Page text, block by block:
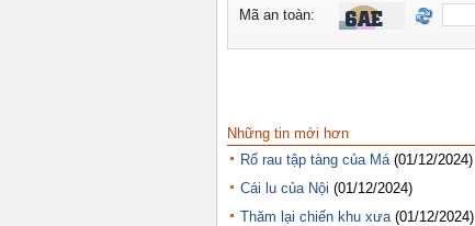
Những tin mới hơn
Rổ rau tập tàng của Má (01/12/2024)
Cái lu của Nội (01/12/2024)
Thăm lại chiến khu xưa (01/12/2024)